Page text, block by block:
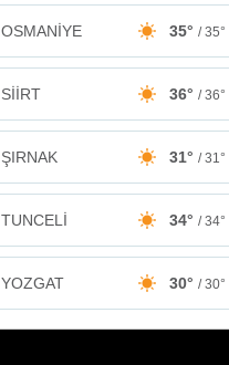
OSMANİYE 35° / 35°
SİİRT 36° / 36°
ŞIRNAK 31° / 31°
TUNCELİ 34° / 34°
YOZGAT 30° / 30°